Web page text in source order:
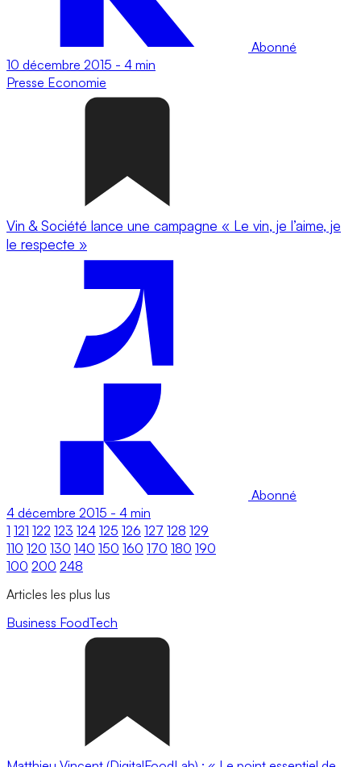
Abonné
10 décembre 2015 - 4 min
Presse Economie
Vin & Société lance une campagne « Le vin, je l’aime, je
le respecte »
Abonné
4 décembre 2015 - 4 min
1 121 122 123 124 125 126 127 128 129
110 120 130 140 150 160 170 180 190
100 200 248
Articles les plus lus
Business FoodTech